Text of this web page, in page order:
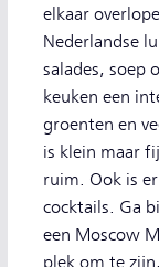
elkaar
Nederlandse
salades, soep
keuken een
groenten en
is klein maar
ruim. Ook is
cocktails. Ga
een Moscow
plek om te